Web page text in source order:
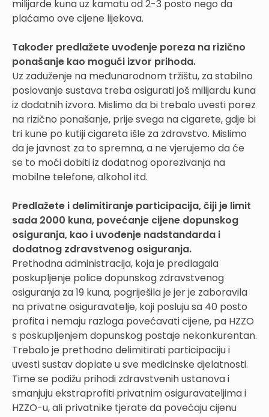
milijarde kuna uz kamatu od 2-3 posto nego da
plaćamo ove cijene lijekova.
Također predlažete uvođenje poreza na rizično
ponašanje kao mogući izvor prihoda.
Uz zaduženje na međunarodnom tržištu, za stabilno
poslovanje sustava treba osigurati još milijardu kuna
iz dodatnih izvora. Mislimo da bi trebalo uvesti porez
na rizično ponašanje, prije svega na cigarete, gdje bi
tri kune po kutiji cigareta išle za zdravstvo. Mislimo
da je javnost za to spremna, a ne vjerujemo da će
se to moći dobiti iz dodatnog oporezivanja na
mobilne telefone, alkohol itd.
Predlažete i delimitiranje participacija, čiji je limit
sada 2000 kuna, povećanje cijene dopunskog
osiguranja, kao i uvođenje nadstandarda i
dodatnog zdravstvenog osiguranja.
Prethodna administracija, koja je predlagala
poskupljenje police dopunskog zdravstvenog
osiguranja za 19 kuna, pogriješila je jer je zaboravila
na privatne osiguravatelje, koji posluju sa 40 posto
profita i nemaju razloga povećavati cijene, pa HZZO
s poskupljenjem dopunskog postaje nekonkurentan.
Trebalo je prethodno delimitirati participaciju i
uvesti sustav doplate u sve medicinske djelatnosti.
Time se podižu prihodi zdravstvenih ustanova i
smanjuju ekstraprofiti privatnim osiguravateljima i
HZZO-u, ali privatnike tjerate da povećaju cijenu